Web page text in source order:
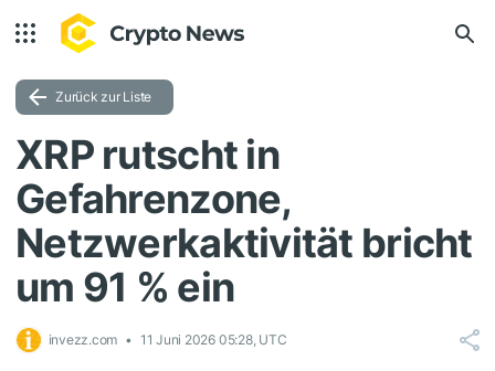
Zurück zur Liste
XRP rutscht in
Gefahrenzone,
Netzwerkaktivität bricht
um 91 % ein
invezz.com 11 Juni 2026 05:28, UTC